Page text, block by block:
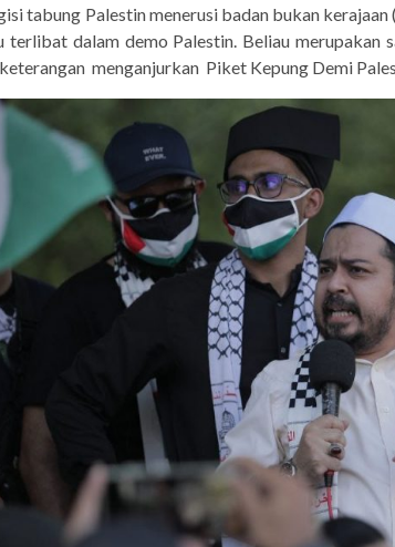
tabung Palestin menerusi badan bukan
terlibat dalam demo Palestin. Beliau merupakan
menganjurkan Piket Kepung Demi